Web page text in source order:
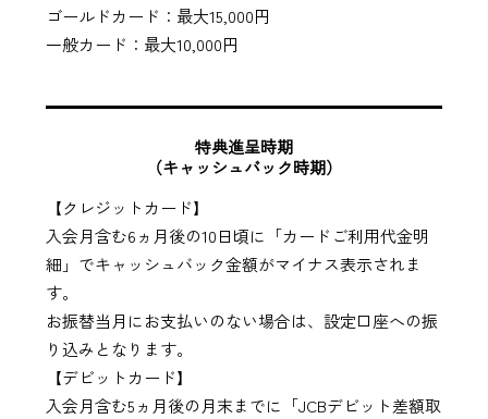
ゴールドカード：最大15,000円
一般カード：最大10,000円
特典進呈時期
（キャッシュバック時期）
【クレジットカード】
入会月含む6ヵ月後の10日頃に「カードご利用代金明
細」でキャッシュバック金額がマイナス表示されま
す。
お振替当月にお支払いのない場合は、設定口座への振
り込みとなります。
【デビットカード】
入会月含む5ヵ月後の月末までに「JCBデビット差額取